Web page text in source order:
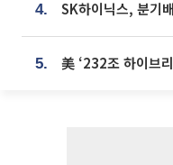
4.
5.